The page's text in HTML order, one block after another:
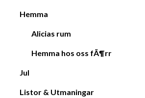
Hemma
Alicias rum
Hemma hos oss fÃ¶rr
Jul
Listor & Utmaningar